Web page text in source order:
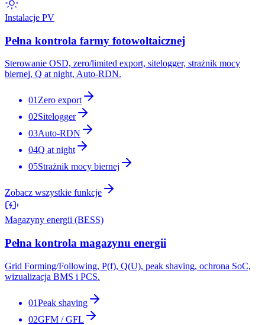
Instalacje PV
Pełna kontrola farmy fotowoltaicznej
Sterowanie OSD, zero/limited export, sitelogger, strażnik mocy
biernej, Q at night, Auto-RDN.
01 Zero export
02Sitelogger
03Auto-RDN
04Q at night
05Strażnik mocy biernej
Zobacz wszystkie funkcje
Magazyny energii (BESS)
Pełna kontrola magazynu energii
Grid Forming/Following, P(f), Q(U), peak shaving, ochrona SoC,
wizualizacja BMS i PCS.
01Peak shaving
02GFM / GFL